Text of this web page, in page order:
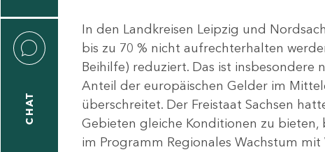
CHAT
In den Landkreisen Leipzig und
bis zu 70 % nicht aufrechterhalten
Beihilfe) reduziert. Das ist insbesondere
Anteil der europäischen Gelder im
überschreitet. Der Freistaat Sachsen
Gebieten gleiche Konditionen zu
im Programm Regionales Wachstum